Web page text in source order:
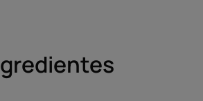
para la rutina Triphasic anticaída